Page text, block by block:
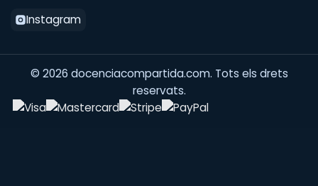
Instagram
© 2026 docenciacompartida.com. Tots els drets
reservats.